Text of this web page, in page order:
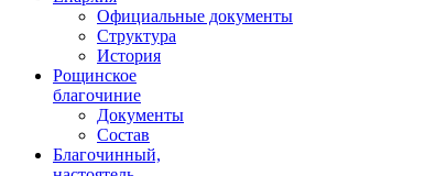
Официальные документы
Структура
История
Рощинское
благочиние
Документы
Состав
Благочинный,